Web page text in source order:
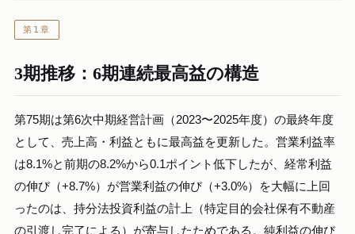
第1章
3期推移：6期連続最高益の構造
第75期は第6次中期経営計画（2023〜2025年度）の最終年度
として、売上高・利益ともに最高益を更新した。営業利益率
は8.1%と前期の8.2%から0.1ポイント低下したが、経常利益
の伸び（+8.7%）が営業利益の伸び（+3.0%）を大幅に上回
ったのは、持分法投資利益の計上（特定目的会社保有不動産
の引渡し完了による）が寄与したためである。純利益の伸び